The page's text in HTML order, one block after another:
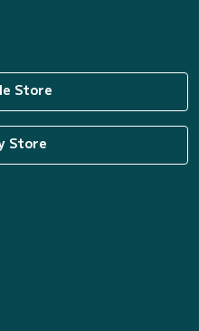
Store
Store